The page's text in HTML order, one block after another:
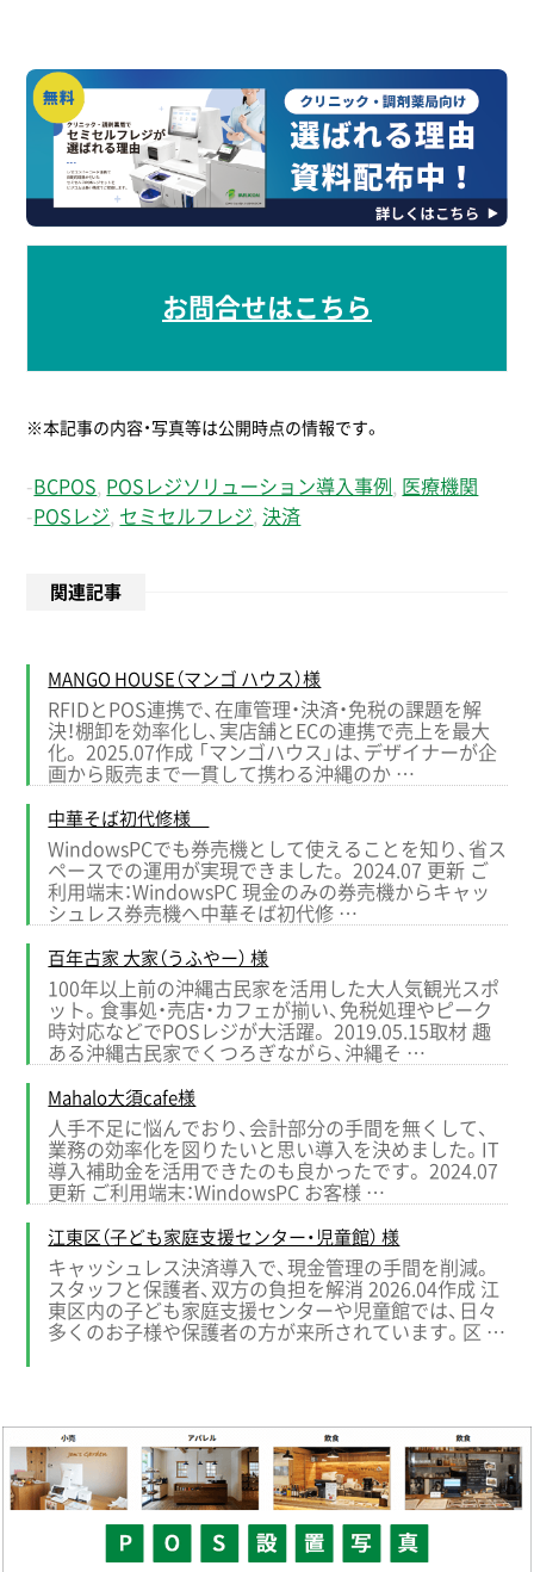
お問合せはこちら
※本記事の内容・写真等は公開時点の情報です。
- BCPOS POSレジソリューション導入事例
医療機関
- POSレジ セミセルフレジ ,決済
関連記事
MANGO HOUSE（マンゴ ハウス）様
RFIDとPOS連携で、在庫管理・決済・免税の課題を解
決！棚卸を効率化し、実店舗とECの連携で売上を最大
化。 2025.07作成 「マンゴハウス」は、デザイナーが企
画から販売まで一貫して携わる沖縄のか …
中華そば初代修様
WindowsPCでも券売機として使えることを知り、省ス
ペースでの運用が実現できました。 2024.07 更新 ご
利用端末：WindowsPC 現金のみの券売機からキャッ
シュレス券売機へ中華そば初代修 …
百年古家 大家（うふやー） 様
100年以上前の沖縄古民家を活用した大人気観光スポ
ット。食事処・売店・カフェが揃い、免税処理やピーク
時対応などでPOSレジが大活躍。 2019.05.15取材 趣
ある沖縄古民家でくつろぎながら、沖縄そ …
Mahalo大須cafe様
人手不足に悩んでおり、会計部分の手間を無くして、
業務の効率化を図りたいと思い導入を決めました。IT
導入補助金を活用できたのも良かったです。 2024.07
更新 ご利用端末：WindowsPC お客様 …
江東区（子ども家庭支援センター・児童館） 様
キャッシュレス決済導入で、現金管理の手間を削減。
スタッフと保護者、双方の負担を解消 2026.04作成 江
東区内の子ども家庭支援センターや児童館では、日々
多くのお子様や保護者の方が来所されています。区 …